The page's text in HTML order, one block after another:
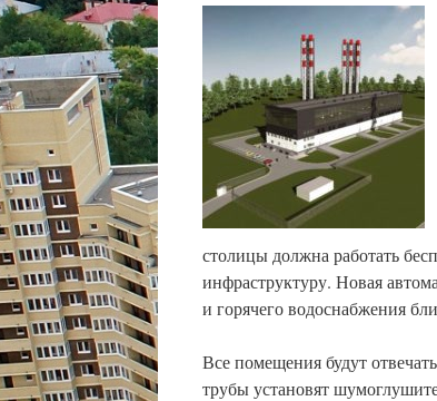
столицы должна работать
инфраструктуру. Новая
и горячего водоснабжения
Все помещения будут
трубы установят